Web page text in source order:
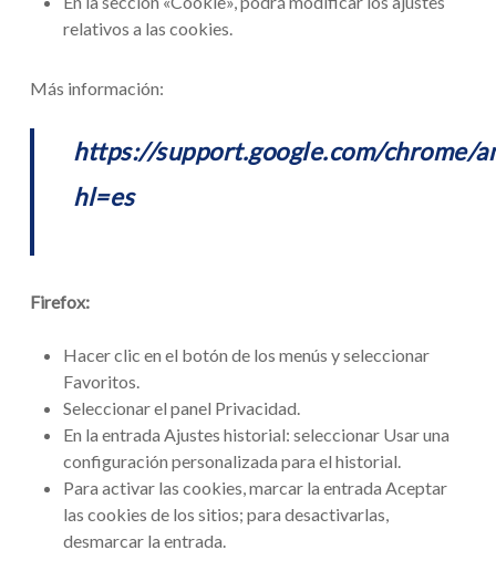
relativos a las cookies.
Más información:
https://support.google.com/chrome/
hl=es
Firefox:
Hacer clic en el botón de los menús y seleccionar
Favoritos.
Seleccionar el panel Privacidad.
En la entrada Ajustes historial: seleccionar Usar una
configuración personalizada para el historial.
Para activar las cookies, marcar la entrada Aceptar
las cookies de los sitios; para desactivarlas,
desmarcar la entrada.